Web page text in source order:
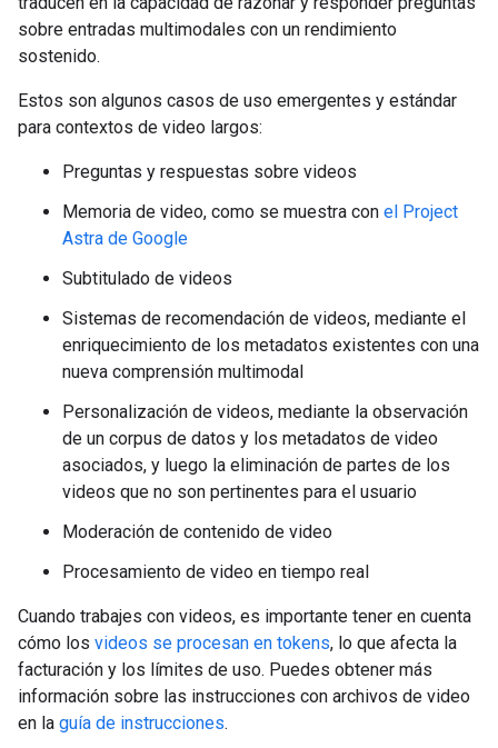
sobre entradas multimodales con un rendimiento
sostenido.
Estos son algunos casos de uso emergentes y estándar
para contextos de video largos:
Preguntas y respuestas sobre videos
Memoria de video, como se muestra con el Project
Astra de Google
Subtitulado de videos
Sistemas de recomendación de videos, mediante el
enriquecimiento de los metadatos existentes con una
nueva comprensión multimodal
Personalización de videos, mediante la observación
de un corpus de datos y los metadatos de video
asociados, y luego la eliminación de partes de los
videos que no son pertinentes para el usuario
Moderación de contenido de video
Procesamiento de video en tiempo real
Cuando trabajes con videos, es importante tener en cuenta
cómo los videos se procesan en tokens, lo que afecta la
facturación y los límites de uso. Puedes obtener más
información sobre las instrucciones con archivos de video
en la guía de instrucciones.